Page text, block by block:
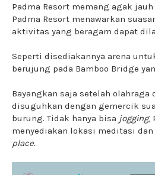
Padma Resort memang agak
Padma Resort menawarkan
aktivitas yang beragam dapat
Seperti disediakannya arena
berujung pada Bamboo Bridge
Bayangkan saja setelah
disuguhkan dengan gemercik
burung. Tidak hanya bisa jogging,
menyediakan lokasi meditasi dan
place.